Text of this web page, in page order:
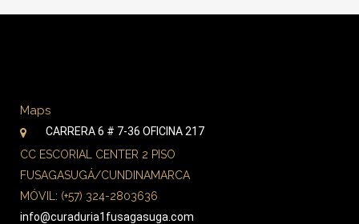
Maps
CARRERA 6 # 7-36 OFICINA 217
CC ESCORIAL CENTER 2 PISO
FUSAGASUGÁ/CUNDINAMARCA
MÓVIL: (+57) 324-2803636
info@curaduria1fusagasuga.com